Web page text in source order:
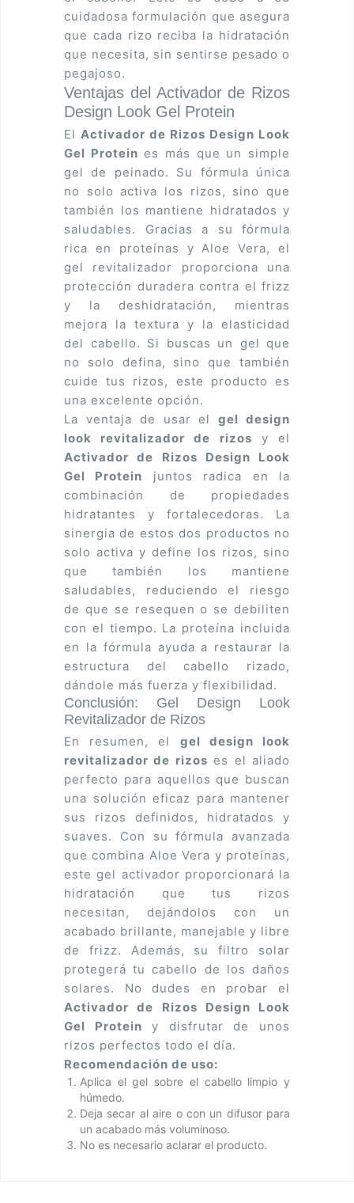
cuidadosa formulación que asegura
que cada rizo reciba la hidratación
que necesita, sin sentirse pesado o
pegajoso.
Ventajas del Activador de Rizos
Design Look Gel Protein
El Activador de Rizos Design Look
Gel Protein es más que un simple
gel de peinado. Su fórmula única
no solo activa los rizos, sino que
también los mantiene hidratados y
saludables. Gracias a su fórmula
rica en proteínas y Aloe Vera, el
gel revitalizador proporciona una
protección duradera contra el frizz
y la deshidratación, mientras
mejora la textura y la elasticidad
del cabello. Si buscas un gel que
no solo defina, sino que también
cuide tus rizos, este producto es
una excelente opción.
La ventaja de usar elgel design
look revitalizador de rizos y el
Activador de Rizos Design Look
Gel Protein juntos radica en la
combinación de propiedades
hidratantes y fortalecedoras. La
sinergia de estos dos productos no
solo activa y define los rizos, sino
que también los mantiene
saludables, reduciendo el riesgo
de que se resequen o se debiliten
con el tiempo. La proteína incluida
en la fórmula ayuda a restaurar la
estructura del cabello rizado,
dándole más fuerza y flexibilidad.
Conclusión: Gel Design Look
Revitalizador de Rizos
En resumen, el gel design look
revitalizador de rizos es el aliado
perfecto para aquellos que buscan
una solución eficaz para mantener
sus rizos definidos, hidratados y
suaves. Con su fórmula avanzada
que combina Aloe Vera y proteínas,
este gel activador proporcionará la
hidratación que tus rizos
necesitan, dejándolos con un
acabado brillante, manejable y libre
de frizz. Además, su filtro solar
protegerá tu cabello de los daños
solares. No dudes en probar el
Activador de Rizos Design Look
Gel Protein y disfrutar de unos
rizos perfectos todo el día.
Recomendación de uso:
Aplica el gel sobre el cabello limpio y
húmedo.
Deja secar al aire o con un difusor para
un acabado más voluminoso.
No es necesario aclarar el producto.